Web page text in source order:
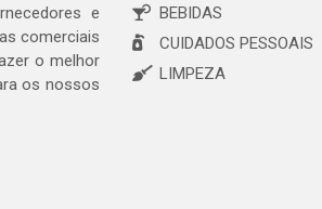
e
comerciais
o melhor
os nossos
BEBIDAS
CUIDADOS PESSOAIS
LIMPEZA